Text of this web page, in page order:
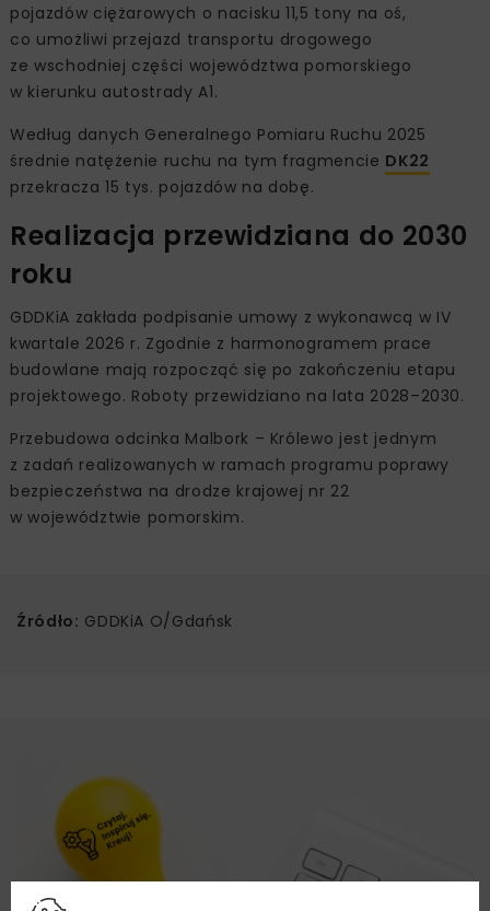
pojazdów ciężarowych o nacisku 11,5 tony na oś,
co umożliwi przejazd transportu drogowego
ze wschodniej części województwa pomorskiego
w kierunku autostrady A1.
Według danych Generalnego Pomiaru Ruchu 2025
średnie natężenie ruchu na tym fragmencie DK22
przekracza 15 tys. pojazdów na dobę.
Realizacja przewidziana do 2030
roku
GDDKiA zakłada podpisanie umowy z wykonawcą w IV
kwartale 2026 r. Zgodnie z harmonogramem prace
budowlane mają rozpocząć się po zakończeniu etapu
projektowego. Roboty przewidziano na lata 2028–2030.
Przebudowa odcinka Malbork – Królewo jest jednym
z zadań realizowanych w ramach programu poprawy
bezpieczeństwa na drodze krajowej nr 22
w województwie pomorskim.
Źródło: GDDKiA O/Gdańsk